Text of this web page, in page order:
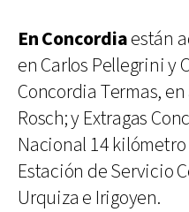
En Concordiaestán
en Carlos Pellegrini y
Concordia Termas,
Rosch; y Extragas
Nacional 14
Estación de Servicio
Urquiza e Irigoyen.